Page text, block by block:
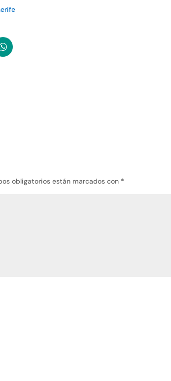
obligatorios están marcados con *